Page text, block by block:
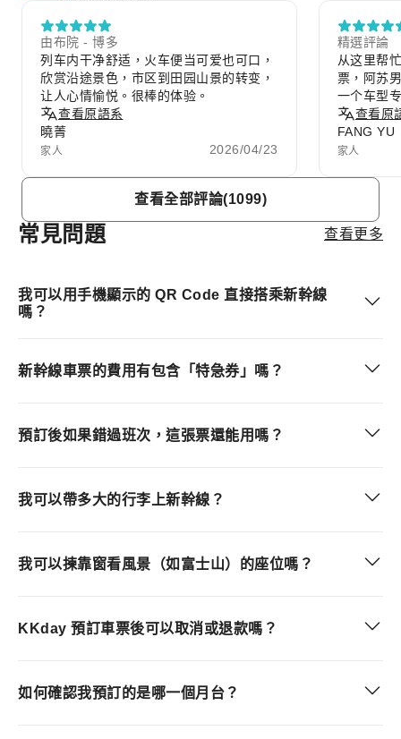
由布院 - 博多
列车内干净舒适，火车便当可爱也可口，
欣赏沿途景色，市区到田园山景的转变，
让人心情愉悦。很棒的体验。
查看原語系
曉菁
家人 2026/04/23
精選評論
从这里帮
票，阿苏
一个车型
爱，有一
查看原
FANG YU
家人
Item
查看全部評論(1099)
常見問題 查看更多
我可以用手機顯示的 QR Code 直接搭乘新幹線
嗎？
新幹線車票的費用有包含「特急券」嗎？
預訂後如果錯過班次，這張票還能用嗎？
我可以帶多大的行李上新幹線？
我可以揀靠窗看風景（如富士山）的座位嗎？
KKday 預訂車票後可以取消或退款嗎？
如何確認我預訂的是哪一個月台？